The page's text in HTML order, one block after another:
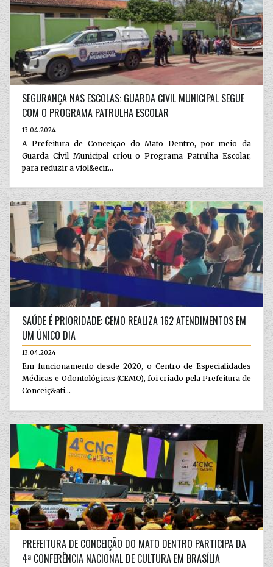
SEGURANÇA NAS ESCOLAS: GUARDA CIVIL MUNICIPAL SEGUE
COM O PROGRAMA PATRULHA ESCOLAR
13.04.2024
A Prefeitura de Conceição do Mato Dentro, por meio da
Guarda Civil Municipal criou o Programa Patrulha Escolar,
para reduzir a viol&ecir...
SAÚDE É PRIORIDADE: CEMO REALIZA 162 ATENDIMENTOS EM
UM ÚNICO DIA
13.04.2024
Em funcionamento desde 2020, o Centro de Especialidades
Médicas e Odontológicas (CEMO), foi criado pela Prefeitura de
Conceiç&ati...
PREFEITURA DE CONCEIÇÃO DO MATO DENTRO PARTICIPA DA
4ª CONFERÊNCIA NACIONAL DE CULTURA EM BRASÍLIA